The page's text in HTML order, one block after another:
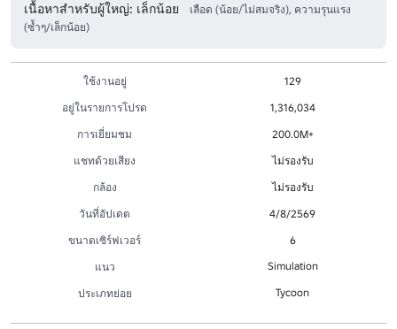
เนื้อหาสำหรับผู้ใหญ่: เล็กน้อย
เลือด (น้อย/ไม่สมจริง), ความรุนแรง
(ซ้ำๆ/เล็กน้อย)
ใช้งานอยู่
129
อยู่ในรายการโปรด
1,316,034
การเยี่ยมชม
200.0M+
แชทด้วยเสียง
ไม่รองรับ
กล้อง
ไม่รองรับ
วันที่อัปเดต
4/8/2569
ขนาดเซิร์ฟเวอร์
6
แนว
Simulation
ประเภทย่อย Tycoon